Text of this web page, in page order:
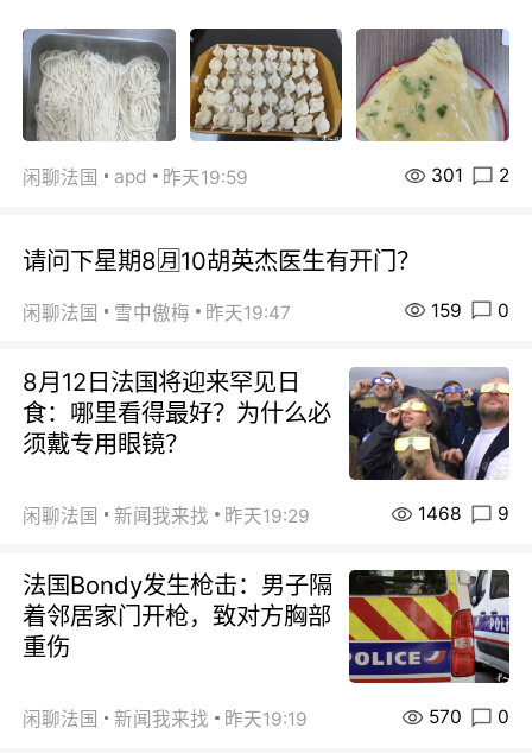
闲聊法国 apd 昨天19:59 301 2
请问下星期8🈷️10胡英杰医生有开门？
闲聊法国 雪中傲梅 昨天19:47 159 0
8月12日法国将迎来罕见日
食：哪里看得最好？为什么必
须戴专用眼镜？
闲聊法国 新闻我来找 昨天19:29 1468 9
法国Bondy发生枪击：男子隔
着邻居家门开枪，致对方胸部
重伤
闲聊法国 新闻我来找 昨天19:19 570 0